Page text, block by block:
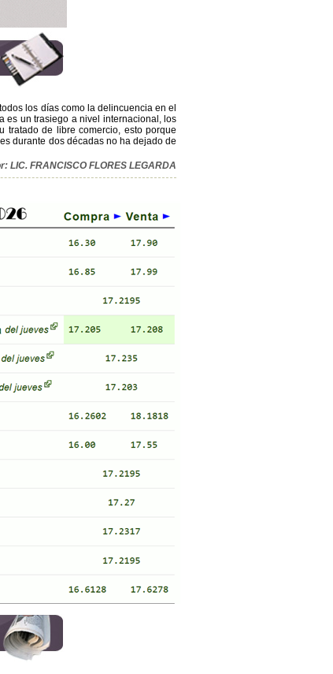
los días como la delincuencia en el
es un trasiego a nivel internacional, los
tratado de libre comercio, esto porque
durante dos décadas no ha dejado de
LIC. FRANCISCO FLORES LEGARDA